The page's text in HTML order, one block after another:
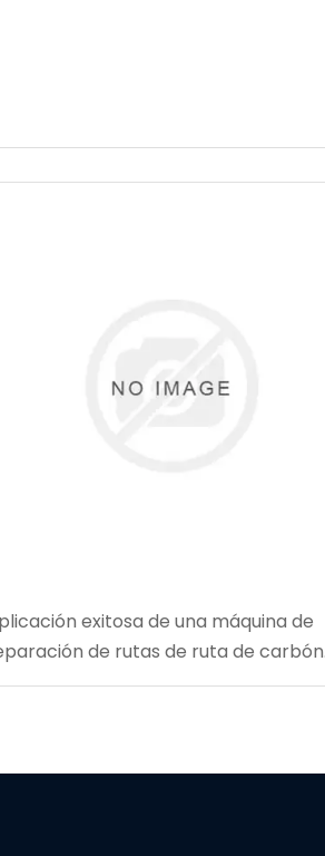
exitosa de una máquina de
de rutas de ruta de carbón
en la mina de carbón de